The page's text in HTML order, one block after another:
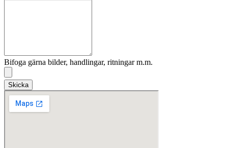
Bifoga gärna bilder, handlingar, ritningar m.m.
Skicka